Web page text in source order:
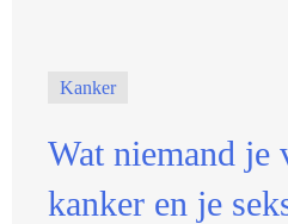
Kanker
Wat niemand je
kanker en je